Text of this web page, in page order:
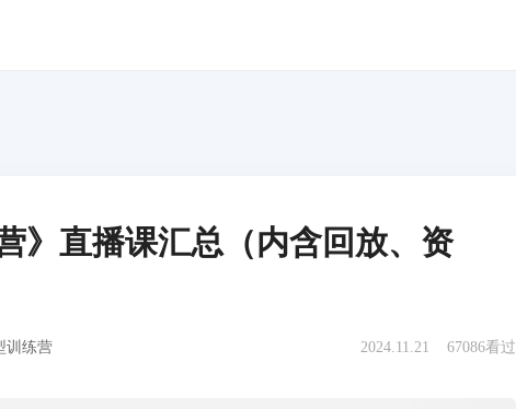
》直播课汇总（内含回放、资
训练营 2024.11.21 67086看过